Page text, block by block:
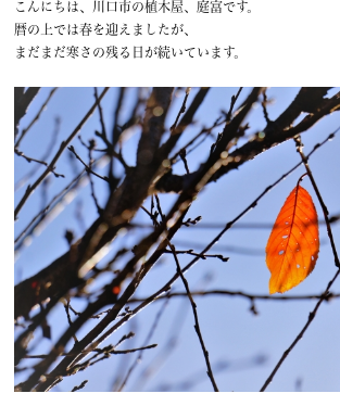
こんにちは、川口市の植木屋、庭富です。
暦の上では春を迎えましたが、
まだまだ寒さの残る日が続いています。